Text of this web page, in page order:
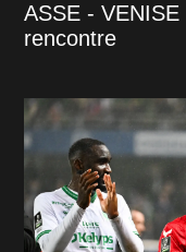
ASSE -
rencontre